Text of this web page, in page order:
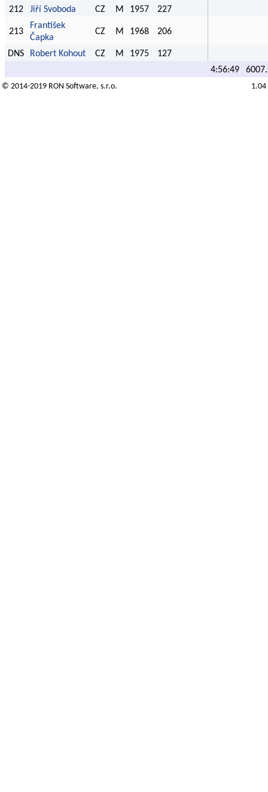
212
Jiří Svoboda CZ M 1957 227
213
František
Čapka
CZ M 1968 206
DNS Robert Kohout CZ M 1975
127
4:56:49
© 2014-2019 RON Software, s.r.o. 1.04